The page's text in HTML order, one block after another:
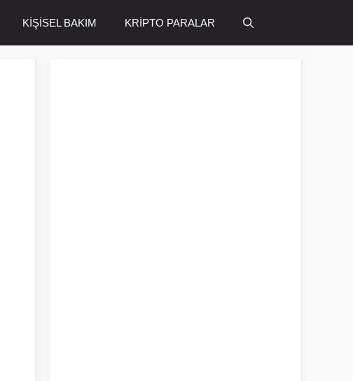
KİŞİSEL BAKIM KRİPTO PARALAR